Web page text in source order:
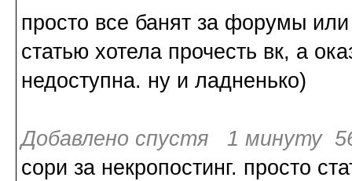
просто все банят за форумы
статью хотела прочесть вк, а
недоступна. ну и ладненько)
Добавлено спустя 1 минуту
сори за некропостинг. просто